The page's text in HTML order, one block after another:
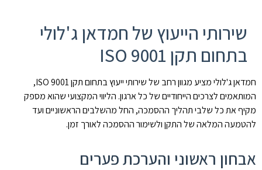
שירותי הייעוץ של חמדאן ג'לולי
בתחום תקן ISO 9001
חמדאן ג'לולי מציע מגוון רחב של שירותי ייעוץ בתחום תקן ISO 9001,
המותאמים לצרכים הייחודיים של כל ארגון. הליווי המקצועי שהוא מספק
מקיף את כל שלבי תהליך ההסמכה, החל מהשלבים הראשוניים ועד
להטמעה המלאה של התקן ולשימור ההסמכה לאורך זמן.
אבחון ראשוני והערכת פערים